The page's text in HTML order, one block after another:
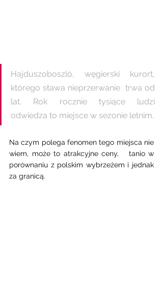
Hajduszoboszlò, węgierski kurort,
którego sława nieprzerwanie  trwa od
lat. Rok rocznie tysiące ludzi
Na czym polega fenomen tego miejsca nie
wiem, może to atrakcyjne ceny,   tanio w
porównaniu z polskim wybrzeżem i jednak
za granicą.